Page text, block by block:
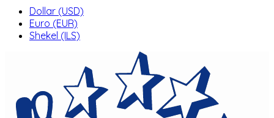
Dollar (USD)
Euro (EUR)
Shekel (ILS)